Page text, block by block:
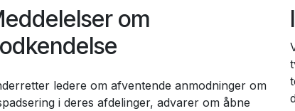
om
ledere om afventende anmodninger om
i deres afdelinger, advarer om åbne